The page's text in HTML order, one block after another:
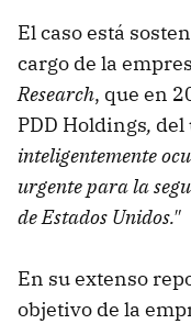
El caso está
cargo de la
Research, que en
PDD Holdings, del
inteligentemente
urgente para la
de Estados Unidos."
En su extenso
objetivo de la